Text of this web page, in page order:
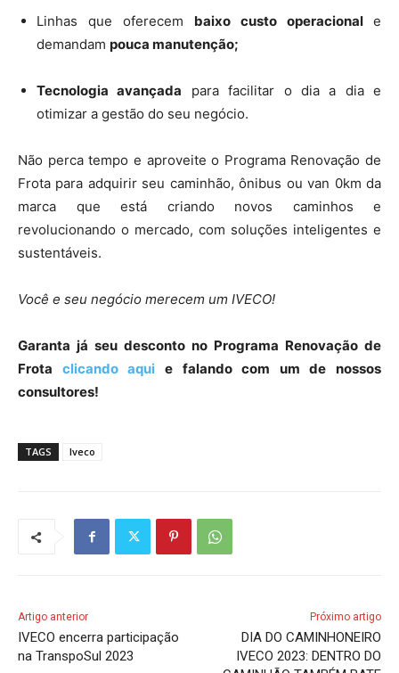
Linhas que oferecem baixo custo operacional e
demandam pouca manutenção;
Tecnologia avançada para facilitar o dia a dia e
otimizar a gestão do seu negócio.
Não perca tempo e aproveite o Programa Renovação de
Frota para adquirir seu caminhão, ônibus ou van 0km da
marca que está criando novos caminhos e
revolucionando o mercado, com soluções inteligentes e
sustentáveis.
Você e seu negócio merecem um IVECO!
Garanta já seu desconto no Programa Renovação de
Frota clicando aqui e falando com um de nossos
consultores!
TAGS Iveco
Artigo anterior
IVECO encerra participação
na TranspoSul 2023
Próximo artigo
DIA DO CAMINHONEIRO
IVECO 2023: DENTRO DO